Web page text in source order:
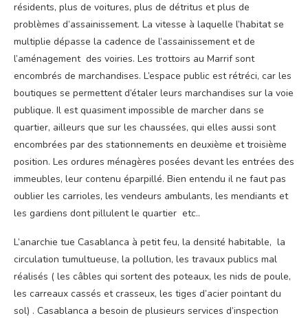
résidents, plus de voitures, plus de détritus et plus de
problèmes d’assainissement. La vitesse à laquelle l’habitat se
multiplie dépasse la cadence de l’assainissement et de
l’aménagement des voiries. Les trottoirs au Marrif sont
encombrés de marchandises. L’espace public est rétréci, car les
boutiques se permettent d’étaler leurs marchandises sur la voie
publique. Il est quasiment impossible de marcher dans se
quartier, ailleurs que sur les chaussées, qui elles aussi sont
encombrées par des stationnements en deuxième et troisième
position. Les ordures ménagères posées devant les entrées des
immeubles, leur contenu éparpillé. Bien entendu il ne faut pas
oublier les carrioles, les vendeurs ambulants, les mendiants et
les gardiens dont pillulent le quartier etc..
L’anarchie tue Casablanca à petit feu, la densité habitable, la
circulation tumultueuse, la pollution, les travaux publics mal
réalisés ( les câbles qui sortent des poteaux, les nids de poule,
les carreaux cassés et crasseux, les tiges d’acier pointant du
sol) . Casablanca a besoin de plusieurs services d’inspection